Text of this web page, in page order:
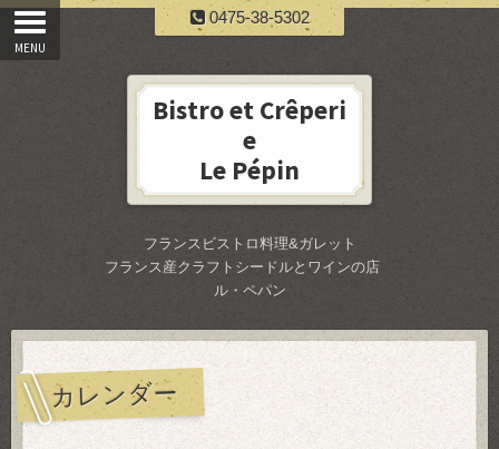
0475-38-5302
Bistro et Crêperi
e
Le Pépin
フランスビストロ料理&ガレット
フランス産クラフトシードルとワインの店
ル・ペパン
カレンダー